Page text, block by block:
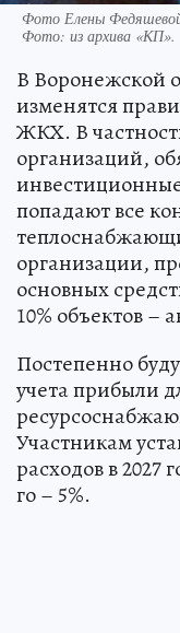
Фото Елены
Фото: из архива «КП».
В Воронежской
изменятся
ЖКХ. В
организаций,
попадают все
организации,
основных
10% объектов –
Постепенно
учета прибыли
Участникам
расходов в 2027
го – 5%.